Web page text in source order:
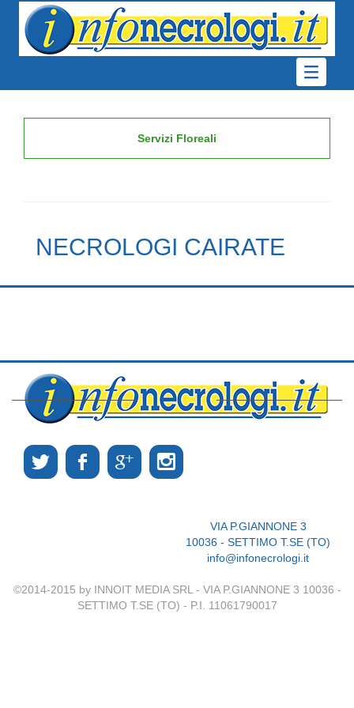
Servizi Floreali
NECROLOGI CAIRATE
VIA P.GIANNONE 3
10036 - SETTIMO T.SE (TO)
info@infonecrologi.it
©2014-2015 by INNOIT MEDIA SRL - VIA P.GIANNONE 3 10036 -
SETTIMO T.SE (TO) - P.I. 11061790017